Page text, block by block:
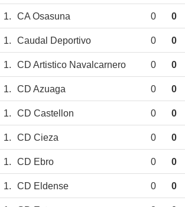
1. CA Osasuna 0 0
1. Caudal Deportivo 0 0
1. CD Artistico Navalcarnero 0 0
1. CD Azuaga 0 0
1. CD Castellon 0 0
1. CD Cieza 0 0
1. CD Ebro 0 0
1. CD Eldense 0 0